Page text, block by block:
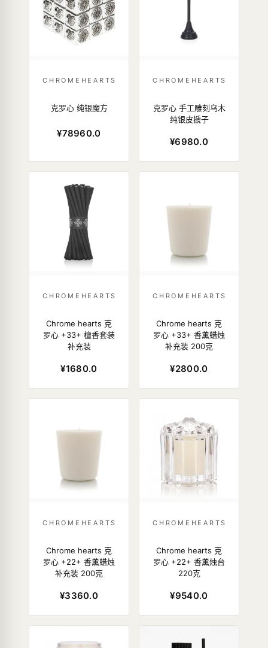
CHROMEHEARTS
克罗心 纯银魔方
¥78960.0
CHROMEHEARTS
克罗心 手工雕刻乌木
纯银皮搋子
¥6980.0
CHROMEHEARTS
Chrome hearts 克
罗心 +33+ 檀香套装
补充装
¥1680.0
CHROMEHEARTS
Chrome hearts 克
罗心 +33+ 香薰蜡烛
补充装 200克
¥2800.0
CHROMEHEARTS
Chrome hearts 克
罗心 +22+ 香薰蜡烛
补充装 200克
¥3360.0
CHROMEHEARTS
Chrome hearts 克
罗心 +22+ 香薰烛台
220克
¥9540.0